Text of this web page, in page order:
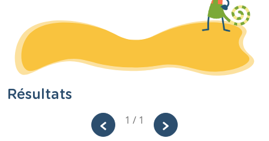
Résultats
1 / 1